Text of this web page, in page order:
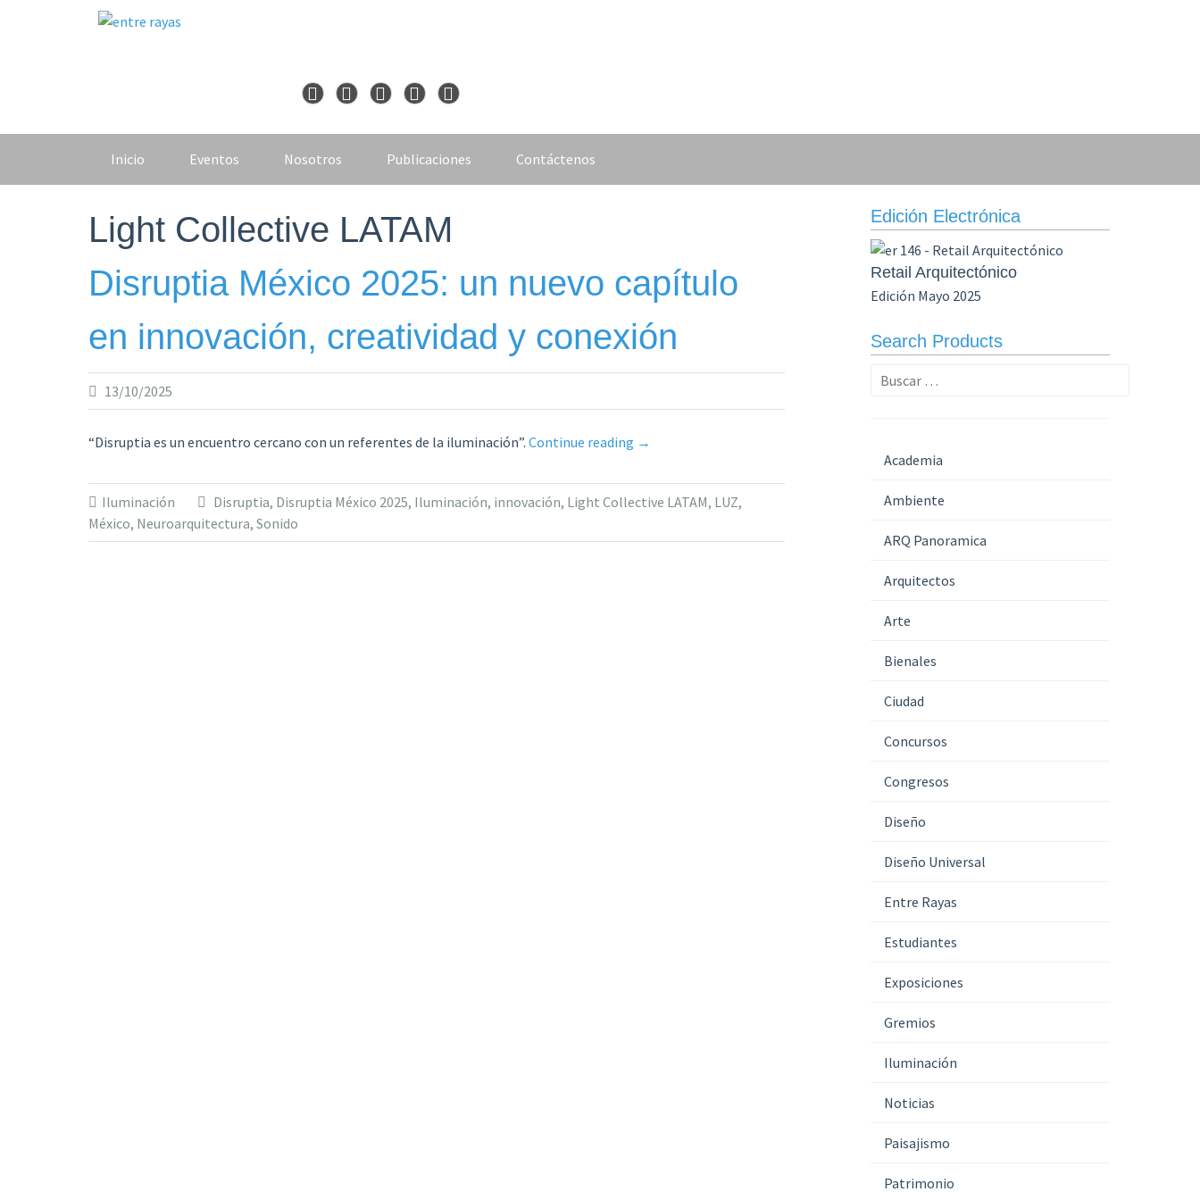
Inicio Eventos Nosotros Publicaciones Contáctenos
Light Collective LATAM
Disruptia México 2025: un nuevo capítulo
en innovación, creatividad y conexión
13/10/2025
“Disruptia es un encuentro cercano con un referentes de la iluminación”. Continue reading «Disruptia
2025:
un
→
Iluminación Disruptia, Disruptia México 2025, Iluminación, innovación, Light Collective LATAM, LUZ,
México, Neuroarquitectura, Sonido
Edición Electrónica
Retail Arquitectónico
Edición Mayo 2025
Search Products
Buscar:
Academia
Ambiente
ARQ Panoramica
Arquitectos
Arte
Bienales
Ciudad
Concursos
Congresos
Diseño
Diseño Universal
Entre Rayas
Estudiantes
Exposiciones
Gremios
Iluminación
Noticias
Paisajismo
Patrimonio